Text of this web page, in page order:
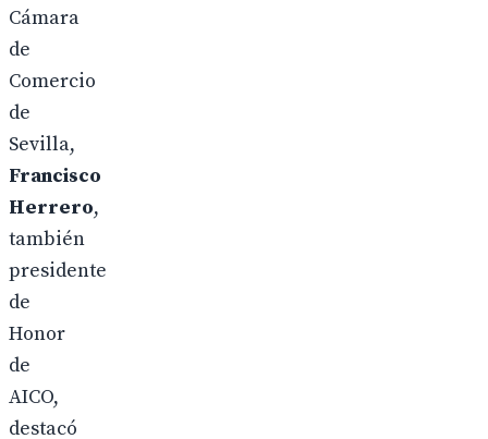
Cámara
de
Comercio
de
Sevilla,
Francisco
Herrero,
también
presidente
de
Honor
de
AICO,
destacó